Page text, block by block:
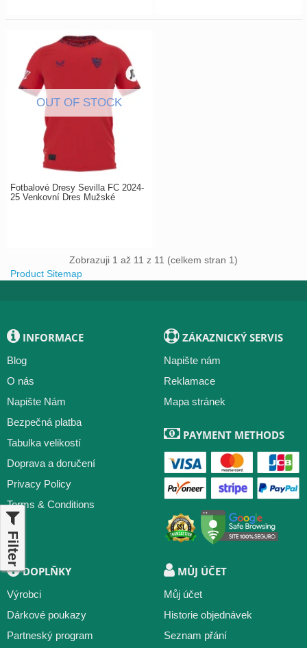
Filter
Fotbalové Dresy Sevilla FC 2024-
25 Venkovní Dres Mužské
Zobrazuji 1 až 11 z 11 (celkem stran 1)
Product Sitemap
INFORMACE
Blog
O nás
Napište Nám
Bezpečná platba
Tabulka velikostí
Doprava a doručení
Privacy Policy
Terms & Conditions
ZÁKAZNICKÝ SERVIS
Napište nám
Reklamace
Mapa stránek
PAYMENT METHODS
DOPLŇKY
Výrobci
Dárkové poukazy
Partneský program
MŮJ ÚČET
Můj účet
Historie objednávek
Seznam přání